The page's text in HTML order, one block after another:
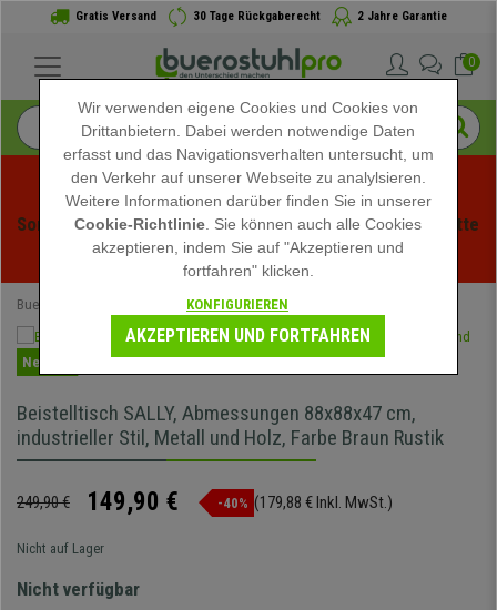
Gratis Versand 30 Tage Rückgaberecht 2 Jahre Garantie
0
Sommerschlussverauf bei buerstuhlpro! Exklusive Rabatte
für kurze Zeit - Aktion ansehen -
Buerostuhlpro Bürotische
Neuheit
Beistelltisch SALLY, Abmessungen 88x88x47 cm,
industrieller Stil, Metall und Holz, Farbe Braun Rustik
249,90 € 149,90 € -40% (179,88 € Inkl. MwSt.)
Nicht auf Lager
Nicht verfügbar
Wir verwenden eigene Cookies und Cookies von
Drittanbietern. Dabei werden notwendige Daten
erfasst und das Navigationsverhalten untersucht, um
den Verkehr auf unserer Webseite zu analylsieren.
Weitere Informationen darüber finden Sie in unserer
Cookie-Richtlinie . Sie können auch alle Cookies
akzeptieren, indem Sie auf "Akzeptieren und
fortfahren" klicken.
KONFIGURIEREN
AKZEPTIEREN UND FORTFAHREN